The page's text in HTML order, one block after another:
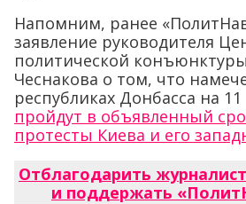
Напомним, ранее
заявление руководителя
политической
Чеснакова о том, что
республиках Донбасса на
пройдут в объявленный
протесты Киева и его
Отблагодарить
и поддержать